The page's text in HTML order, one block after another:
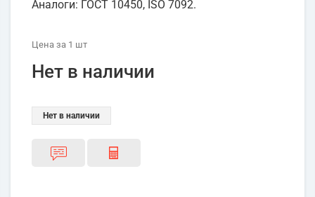
Аналоги: ГОСТ 10450, ISO 7092.
Цена за 1 шт
Нет в наличии
Нет в наличии